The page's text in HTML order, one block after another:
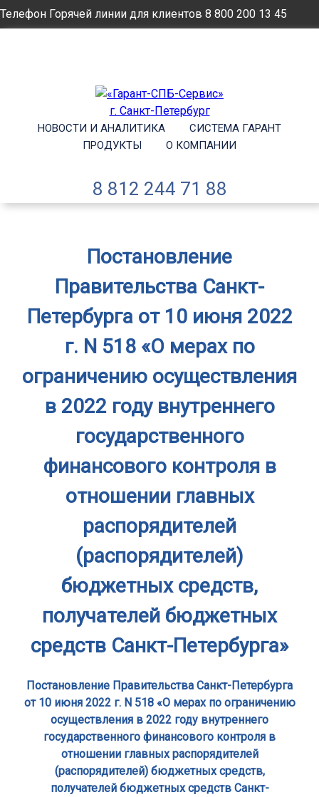
Телефон Горячей линии для клиентов 8 800 200 13 45
НОВОСТИ И АНАЛИТИКА
СИСТЕМА ГАРАНТ
ПРОДУКТЫ
О КОМПАНИИ
8 812 244 71 88
Постановление
Правительства Санкт-
Петербурга от 10 июня 2022
г. N 518 «О мерах по
ограничению осуществления
в 2022 году внутреннего
государственного
финансового контроля в
отношении главных
распорядителей
(распорядителей)
бюджетных средств,
получателей бюджетных
средств Санкт-Петербурга»
Постановление Правительства Санкт-Петербурга
от 10 июня 2022 г. N 518 «О мерах по ограничению
осуществления в 2022 году внутреннего
государственного финансового контроля в
отношении главных распорядителей
(распорядителей) бюджетных средств,
получателей бюджетных средств Санкт-